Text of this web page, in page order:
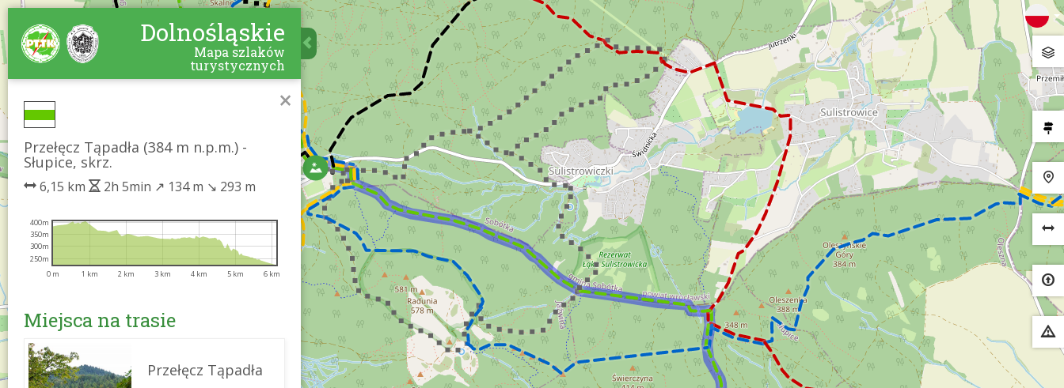
Dolnośląskie
Mapa szlaków
turystycznych
×
Przełęcz Tąpadła (384 m n.p.m.) -
Słupice, skrz.
6,15 km 2h 5min ↗ 134 m ↘ 293 m
0 m 1 km 2 km 3 km 4 km 5 km 6 km
250m
300m
350m
400m
Miejsca na trasie
Przełęcz Tąpadła